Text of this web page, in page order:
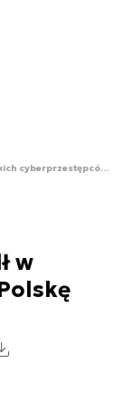
Wspólnik rosyjskich cyberprzestępców wpadł w Hiszpanii. Atakowali też Polskę
w